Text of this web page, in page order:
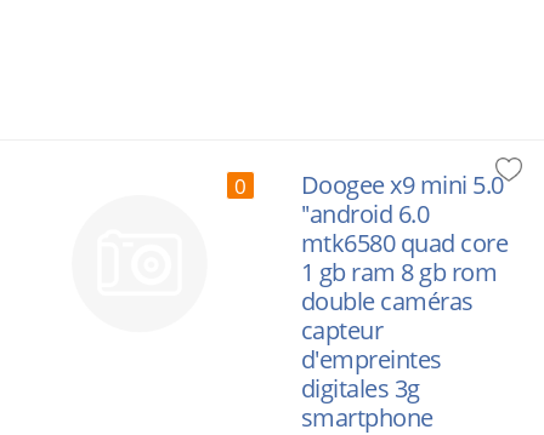
0
Doogee x9 mini 5.0
''android 6.0
mtk6580 quad core
1 gb ram 8 gb rom
double caméras
capteur
d'empreintes
digitales 3g
smartphone